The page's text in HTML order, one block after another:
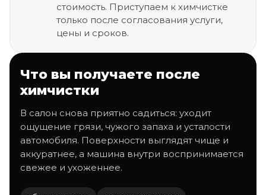
стоимость. Приступаем к химчистке
только после согласования услуги,
цены и сроков.
Что вы получаете после
химчистки
В салон снова приятно садиться: уходит
ощущение грязи, чужого запаха и усталости
автомобиля. Поверхности выглядят чище и
аккуратнее, а машина внутри воспринимается
свежее и ухоженнее.